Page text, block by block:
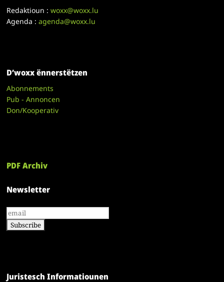
Redaktioun :woxx@woxx.lu
Agenda :agenda@woxx.lu
D’woxx ënnerstëtzen
Abonnements
Pub - Annoncen
Don/Kooperativ
PDF Archiv
Newsletter
Juristesch Informatiounen